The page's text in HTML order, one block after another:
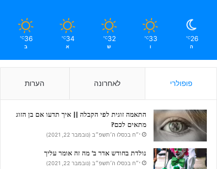
26
℃
ה
33
℃
ו
32
℃
ש
34
℃
א
36
℃
ב
פופולרי לאחרונה הערות
התאמה זוגית לפי הקבלה || איך תדעו אם בן הזוג
מתאים לכם?
י״ח בכסלו ה׳תשפ״ב (נובמבר 22, 2021)
נולדת בחודש אדר ב’ מה זה אומר עליך
י״ח בכסלו ה׳תשפ״ב (נובמבר 22, 2021)